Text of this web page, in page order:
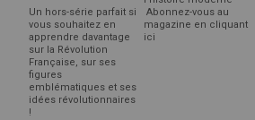
Un hors-série parfait si
vous souhaitez en
apprendre davantage
sur la Révolution
Française, sur ses
figures
emblématiques et ses
idées révolutionnaires
!
Abonnez-vous au
magazine en cliquant
ici